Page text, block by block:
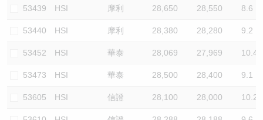
53439 HSI 摩利 28,650 28,550 8.6
53440 HSI 摩利 28,380 28,280 9.2
53452 HSI 華泰 28,069 27,969 10.4
53473 HSI 華泰 28,500 28,400 9.1
53605 HSI 信證 28,100 28,000 10.2